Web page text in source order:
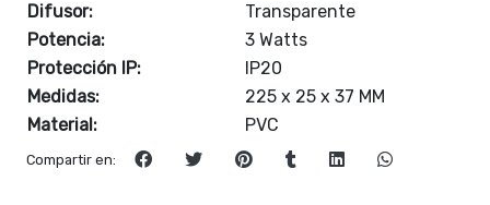
Difusor:
Transparente
Potencia:
3 Watts
Protección IP:
IP20
Medidas:
225 x 25 x 37 MM
Material:
PVC
Compartir en: